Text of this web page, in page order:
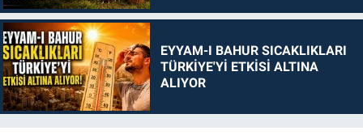
EYYAM-I BAHUR SICAKLIKLARI
TÜRKİYE'Yİ ETKİSİ ALTINA
ALIYOR